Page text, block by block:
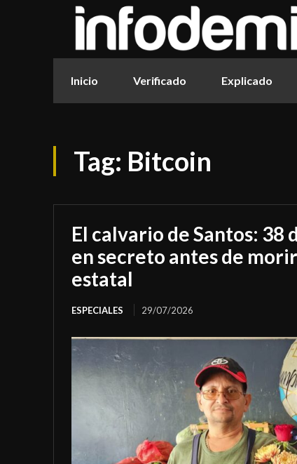
Inicio Verificado Explicado
Tag: Bitcoin
El calvario de Santos: 38
en secreto antes de
estatal
ESPECIALES 29/07/2026